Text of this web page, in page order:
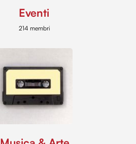
Eventi
214 membri